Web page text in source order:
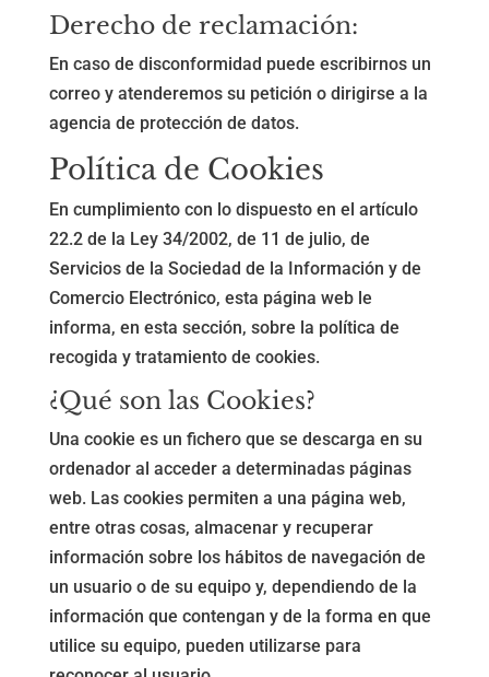
Derecho de reclamación:
En caso de disconformidad puede escribirnos un
correo y atenderemos su petición o dirigirse a la
agencia de protección de datos.
Política de Cookies
En cumplimiento con lo dispuesto en el artículo
22.2 de la Ley 34/2002, de 11 de julio, de
Servicios de la Sociedad de la Información y de
Comercio Electrónico, esta página web le
informa, en esta sección, sobre la política de
recogida y tratamiento de cookies.
¿Qué son las Cookies?
Una cookie es un fichero que se descarga en su
ordenador al acceder a determinadas páginas
web. Las cookies permiten a una página web,
entre otras cosas, almacenar y recuperar
información sobre los hábitos de navegación de
un usuario o de su equipo y, dependiendo de la
información que contengan y de la forma en que
utilice su equipo, pueden utilizarse para